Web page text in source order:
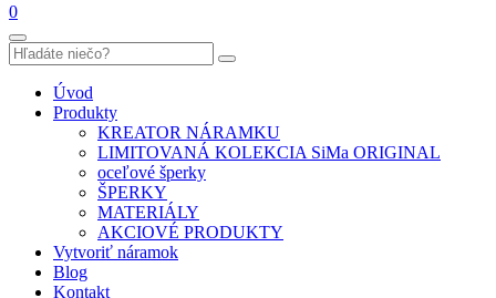
0
Úvod
Produkty
KREATOR NÁRAMKU
LIMITOVANÁ KOLEKCIA SiMa ORIGINAL
oceľové šperky
ŠPERKY
MATERIÁLY
AKCIOVÉ PRODUKTY
Vytvoriť náramok
Blog
Kontakt